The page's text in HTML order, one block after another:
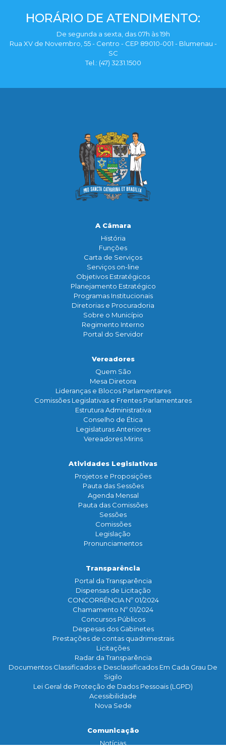
HORÁRIO DE ATENDIMENTO:
De segunda a sexta, das 07h às 19h
Rua XV de Novembro, 55 - Centro - CEP 89010-001 - Blumenau -
SC
Tel.: (47) 3231.1500
A Câmara
História
Funçōes
Carta de Serviços
Serviços on-line
Objetivos Estratégicos
Planejamento Estratégico
Programas Institucionais
Diretorias e Procuradoria
Sobre o Município
Regimento Interno
Portal do Servidor
Vereadores
Quem São
Mesa Diretora
Lideranças e Blocos Parlamentares
Comissões Legislativas e Frentes Parlamentares
Estrutura Administrativa
Conselho de Ética
Legislaturas Anteriores
Vereadores Mirins
Atividades Legislativas
Projetos e Proposições
Pauta das Sessões
Agenda Mensal
Pauta das Comissões
Sessões
Comissões
Legislação
Pronunciamentos
Transparência
Portal da Transparência
Dispensas de Licitação
CONCORRÊNCIA Nº 01/2024
Chamamento Nº 01/2024
Concursos Públicos
Despesas dos Gabinetes
Prestações de contas quadrimestrais
Licitações
Radar da Transparência
Documentos Classificados e Desclassificados Em Cada Grau De
Sigilo
Lei Geral de Proteção de Dados Pessoais (LGPD)
Acessibilidade
Nova Sede
Comunicação
Notícias